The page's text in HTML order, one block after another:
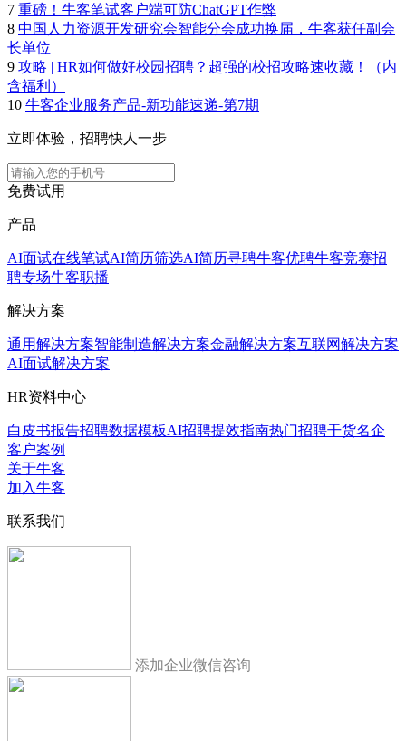
7 重磅！牛客笔试客户端可防ChatGPT作弊
8 中国人力资源开发研究会智能分会成功换届，牛客获任副会
长单位
9 攻略 | HR如何做好校园招聘？超强的校招攻略速收藏！（内
含福利）
10 牛客企业服务产品-新功能速递-第7期
立即体验，招聘快人一步
免费试用
产品
AI面试在线笔试AI简历筛选AI简历寻聘牛客优聘牛客竞赛招
聘专场牛客职播
解决方案
通用解决方案智能制造解决方案金融解决方案互联网解决方案
AI面试解决方案
HR资料中心
白皮书报告招聘数据模板AI招聘提效指南热门招聘干货名企
客户案例
关于牛客
加入牛客
联系我们
添加企业微信咨询